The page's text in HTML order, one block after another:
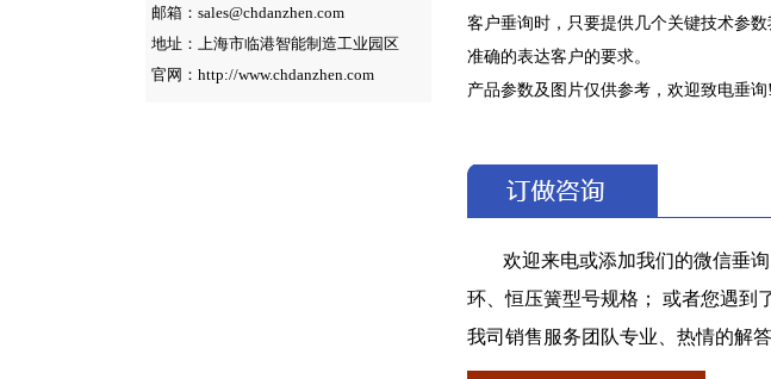
邮箱：sales@chdanzhen.com
地址：上海市临港智能制造工业园区
官网：http://www.chdanzhen.com
客户垂询时，只要提供几个关键技术参
准确的表达客户的要求。
产品参数及图片仅供参考，欢迎致电垂询!
欢迎来电或添加我们的微信垂
环、恒压簧型号规格； 或者您遇到
我司销售服务团队专业、热情的解答